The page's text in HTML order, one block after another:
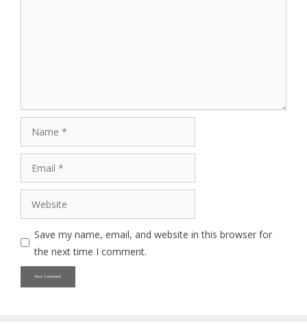
Save my name, email, and website in this browser for
the next time I comment.